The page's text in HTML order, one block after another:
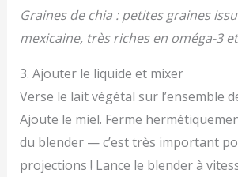
Graines de chia : petites graines
mexicaine, très riches en oméga-3
3. Ajouter le liquide et mixer
Verse le lait végétal sur l’ensemble
Ajoute le miel. Ferme
du blender — c’est très important
projections ! Lance le blender à